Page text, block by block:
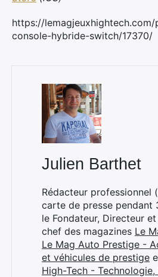
https://
console-hybride-switch/17370/
Julien Barthet
Rédacteur professionnel
carte de presse pendant
le Fondateur, Directeur
chef des magazines Le
Le Mag Auto Prestige -
et véhicules de prestige
High-Tech - Technologie,